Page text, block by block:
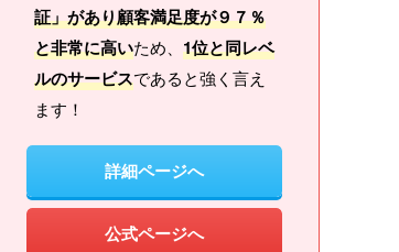
証」があり顧客満足度が９７％
と非常に高いため、 1位と同レベ
ルのサービスであると強く言え
ます！
詳細ページへ
公式ページへ